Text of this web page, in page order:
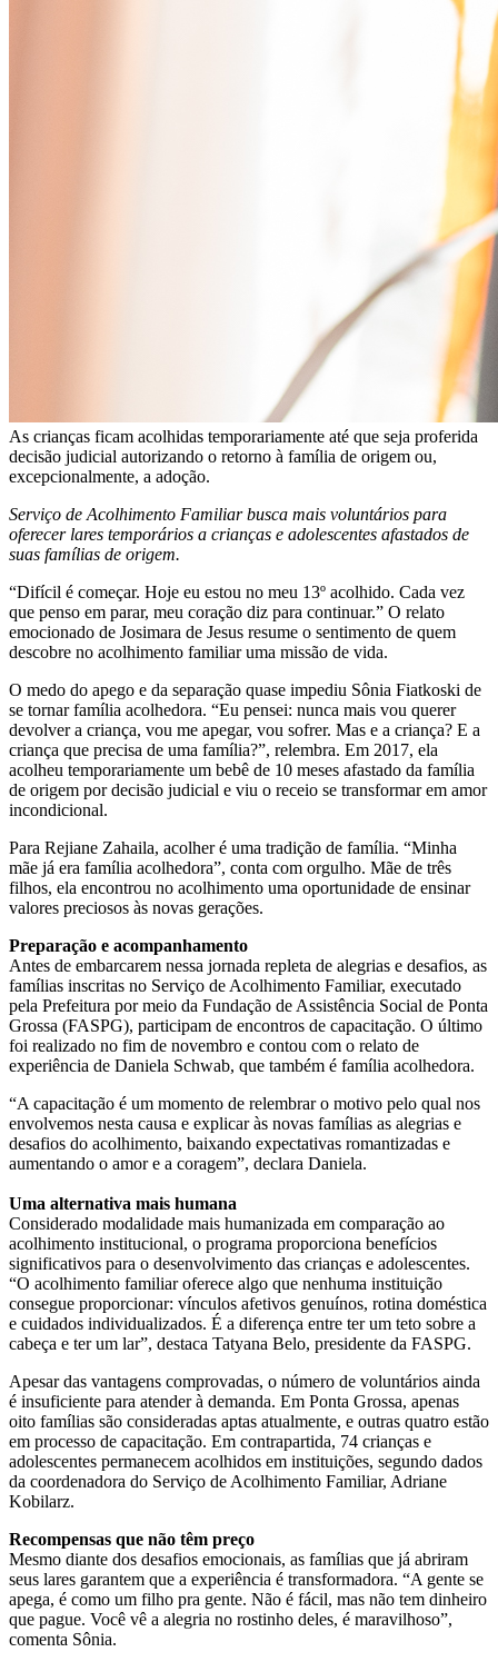
As crianças ficam acolhidas temporariamente até que seja proferida
decisão judicial autorizando o retorno à família de origem ou,
excepcionalmente, a adoção.
Serviço de Acolhimento Familiar busca mais voluntários para
oferecer lares temporários a crianças e adolescentes afastados de
suas famílias de origem.
“Difícil é começar. Hoje eu estou no meu 13º acolhido. Cada vez
que penso em parar, meu coração diz para continuar.” O relato
emocionado de Josimara de Jesus resume o sentimento de quem
descobre no acolhimento familiar uma missão de vida.
O medo do apego e da separação quase impediu Sônia Fiatkoski de
se tornar família acolhedora. “Eu pensei: nunca mais vou querer
devolver a criança, vou me apegar, vou sofrer. Mas e a criança? E a
criança que precisa de uma família?”, relembra. Em 2017, ela
acolheu temporariamente um bebê de 10 meses afastado da família
de origem por decisão judicial e viu o receio se transformar em amor
incondicional.
Para Rejiane Zahaila, acolher é uma tradição de família. “Minha
mãe já era família acolhedora”, conta com orgulho. Mãe de três
filhos, ela encontrou no acolhimento uma oportunidade de ensinar
valores preciosos às novas gerações.
Preparação e acompanhamento
Antes de embarcarem nessa jornada repleta de alegrias e desafios, as
famílias inscritas no Serviço de Acolhimento Familiar, executado
pela Prefeitura por meio da Fundação de Assistência Social de Ponta
Grossa (FASPG), participam de encontros de capacitação. O último
foi realizado no fim de novembro e contou com o relato de
experiência de Daniela Schwab, que também é família acolhedora.
“A capacitação é um momento de relembrar o motivo pelo qual nos
envolvemos nesta causa e explicar às novas famílias as alegrias e
desafios do acolhimento, baixando expectativas romantizadas e
aumentando o amor e a coragem”, declara Daniela.
Uma alternativa mais humana
Considerado modalidade mais humanizada em comparação ao
acolhimento institucional, o programa proporciona benefícios
significativos para o desenvolvimento das crianças e adolescentes.
“O acolhimento familiar oferece algo que nenhuma instituição
consegue proporcionar: vínculos afetivos genuínos, rotina doméstica
e cuidados individualizados. É a diferença entre ter um teto sobre a
cabeça e ter um lar”, destaca Tatyana Belo, presidente da FASPG.
Apesar das vantagens comprovadas, o número de voluntários ainda
é insuficiente para atender à demanda. Em Ponta Grossa, apenas
oito famílias são consideradas aptas atualmente, e outras quatro estão
em processo de capacitação. Em contrapartida, 74 crianças e
adolescentes permanecem acolhidos em instituições, segundo dados
da coordenadora do Serviço de Acolhimento Familiar, Adriane
Kobilarz.
Recompensas que não têm preço
Mesmo diante dos desafios emocionais, as famílias que já abriram
seus lares garantem que a experiência é transformadora. “A gente se
apega, é como um filho pra gente. Não é fácil, mas não tem dinheiro
que pague. Você vê a alegria no rostinho deles, é maravilhoso”,
comenta Sônia.